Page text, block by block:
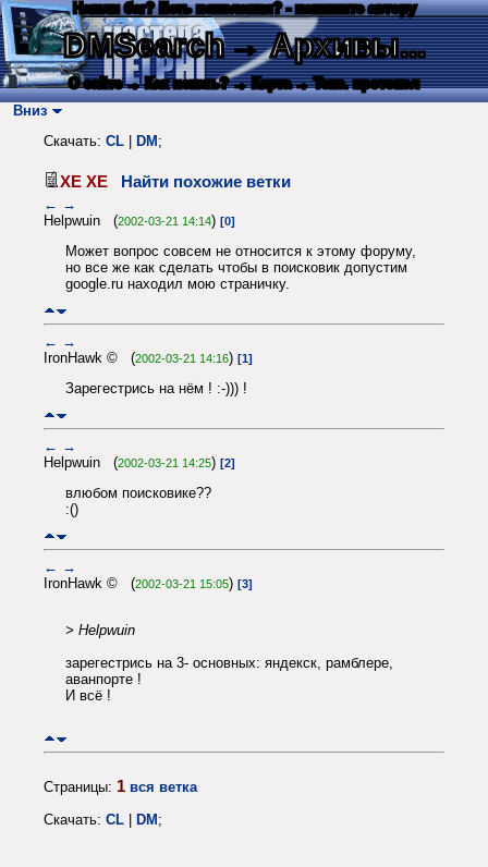
Нашли баг? Есть пожелания? - напишите автору
DMSearch→ Архивы...
О сайте → Как искать? → Карта → Текс. протокол
Вниз
Скачать: CL DM ;
ХЕ ХЕ Найти похожие ветки
← →
Helpwuin (2002-03-21 14:14) [0]
Может вопрос совсем не относится к этому форуму,
но все же как сделать чтобы в поисковик допустим
google.ru находил мою страничку.
← →
IronHawk © (2002-03-21 14:16) [1]
Зарегестрись на нём ! :-))) !
← →
Helpwuin (2002-03-21 14:25) [2]
влюбом поисковике??
:()
← →
IronHawk © (2002-03-21 15:05) [3]
> Helpwuin
зарегестрись на 3- основных: яндекск, рамблере,
аванпорте !
И всё !
Страницы: 1 вся ветка
Скачать: CL | DM;